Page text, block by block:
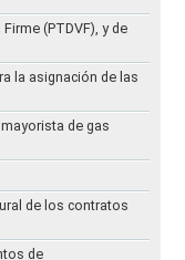
(PTDVF), y de
la asignación de las
de gas
de los contratos
de